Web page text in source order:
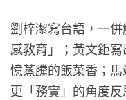
劉梓潔寫台語，一
感教育」；黃文鉅
憶蒸騰的飯菜香；
更「務實」的角度